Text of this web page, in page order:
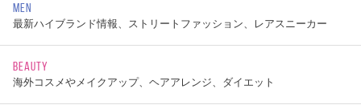
MEN
最新ハイブランド情報、ストリートファッション、レアスニーカー
BEAUTY
海外コスメやメイクアップ、ヘアアレンジ、ダイエット